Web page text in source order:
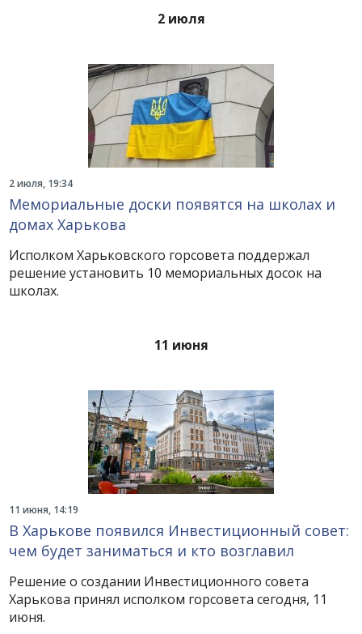
2 июля
2 июля, 19:34
Мемориальные доски появятся на школах и
домах Харькова
Исполком Харьковского горсовета поддержал
решение установить 10 мемориальных досок на
школах.
11 июня
11 июня, 14:19
В Харькове появился Инвестиционный совет:
чем будет заниматься и кто возглавил
Решение о создании Инвестиционного совета
Харькова принял исполком горсовета сегодня, 11
июня.